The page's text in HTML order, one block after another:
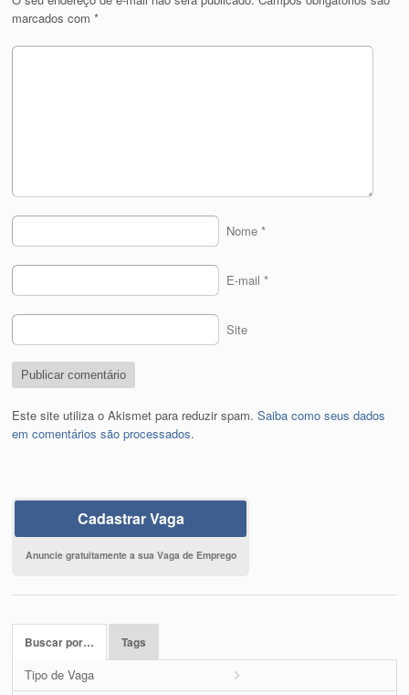
marcados com*
Nome *
E-mail *
Site
Este site utiliza o Akismet para reduzir spam.Saiba como seus dados
em comentários são processados.
Cadastrar Vaga
Anuncie gratuitamente a sua Vaga de Emprego
Buscar por… Tags
Tipo de Vaga